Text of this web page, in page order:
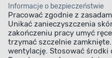
Informacje o bezpieczeństwie
Pracować zgodnie z
Unikać zanieczyszczenia
zakończeniu pracy umyć
trzymać szczelnie
wentylację. Stosować środki